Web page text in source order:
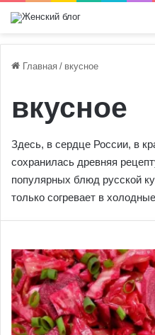
Главная / вкусное
вкусное
Здесь, в сердце России, в
сохранилась древняя
популярных блюд русской
только согревает в